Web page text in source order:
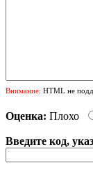
Внимание: HTML не
Оценка: Плохо
Введите код,